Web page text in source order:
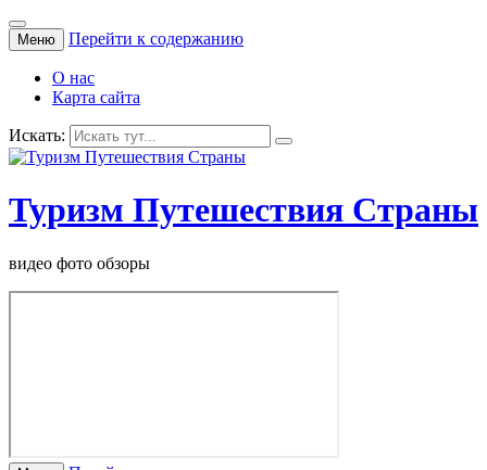
Меню Перейти к содержанию
О нас
Карта сайта
Искать:
Туризм Путешествия Страны
видео фото обзоры